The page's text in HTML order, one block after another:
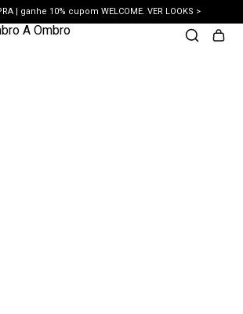
| ganhe 10% cupom WELCOME. VER LOOKS >
5% off no pix à vista. APROVEITAR >